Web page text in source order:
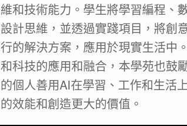
維和技術能力。學生將學習編程、
設計思維，並透過實踐項目，將創
行的解決方案，應用於現實生活中
和科技的應用和融合，本學苑也鼓
的個人善用AI在學習、工作和生活
的效能和創造更大的價值。